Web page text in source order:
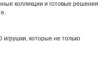
коллекции и готовые решения
которые не только